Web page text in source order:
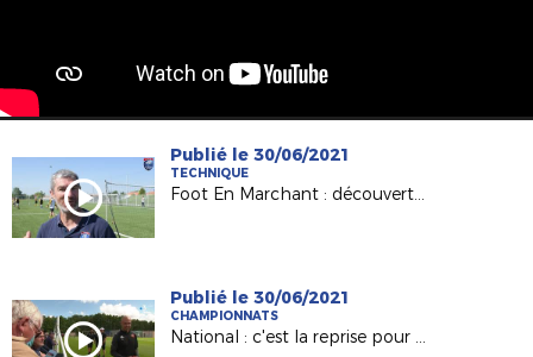
Publié le 30/06/2021
TECHNIQUE
Foot En Marchant : découverte de la pratique avec Yvonnick Simon (CTR)
Publié le 30/06/2021
CHAMPIONNATS
National : c'est la reprise pour Le Mans FC (France 3 PDL)